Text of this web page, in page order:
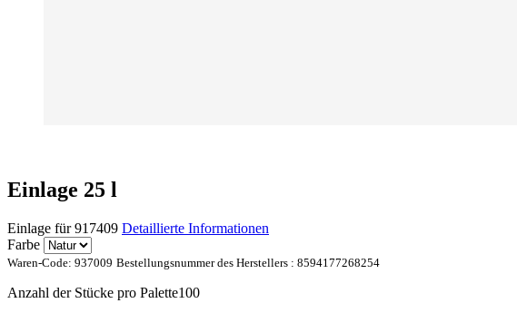
Einlage 25 l
Einlage für 917409 Detaillierte Informationen
Farbe
Waren-Code: 937009 Bestellungsnummer des Herstellers : 8594177268254
Anzahl der Stücke pro Palette100